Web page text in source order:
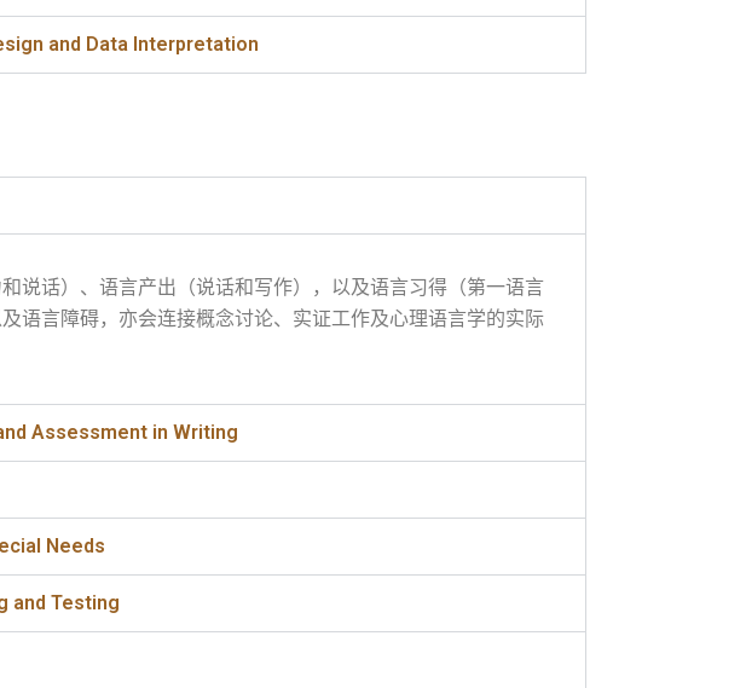
and Data Interpretation
说话）、语言产出（说话和写作），以及语言习得（第一语言
语言障碍，亦会连接概念讨论、实证工作及心理语言学的实际
Assessment in Writing
Needs
and Testing